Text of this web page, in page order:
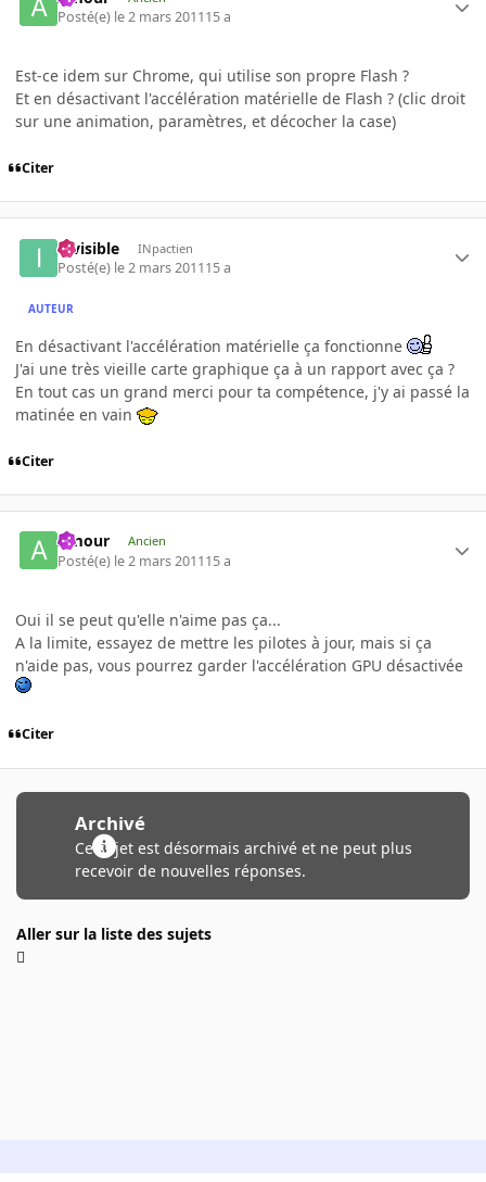
Posté(e) le 2 mars 201115 a
Est-ce idem sur Chrome, qui utilise son propre Flash ?
Et en désactivant l'accélération matérielle de Flash ? (clic droit
sur une animation, paramètres, et décocher la case)
Citer
invisible INpactien
Posté(e) le 2 mars 201115 a
AUTEUR
En désactivant l'accélération matérielle ça fonctionne
J'ai une très vieille carte graphique ça à un rapport avec ça ?
En tout cas un grand merci pour ta compétence, j'y ai passé la
matinée en vain
Citer
Amour Ancien
Posté(e) le 2 mars 201115 a
Oui il se peut qu'elle n'aime pas ça...
A la limite, essayez de mettre les pilotes à jour, mais si ça
n'aide pas, vous pourrez garder l'accélération GPU désactivée
Citer
Archivé
Ce sujet est désormais archivé et ne peut plus
recevoir de nouvelles réponses.
Aller sur la liste des sujets